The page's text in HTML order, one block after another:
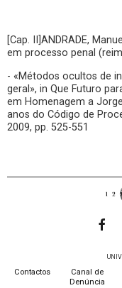
[Cap. II]ANDRADE,
em processo penal
- «Métodos ocultos de
geral», in Que Futuro
em Homenagem a
anos do Código de
2009, pp. 525-551
Contactos
Canal de
Denúncia